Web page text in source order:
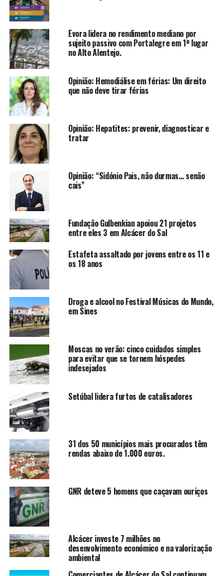
Évora lidera no rendimento mediano por
sujeito passivo com Portalegre em 1º lugar
no Alto Alentejo.
Opinião: Hemodiálise em férias: Um direito
que não deve tirar férias
Opinião: Hepatites: prevenir, diagnosticar e
tratar
Opinião: “Sidónio Pais, não durmas… senão
cais”
Fundação Gulbenkian apoiou 21 projetos
entre eles 3 em Alcácer do Sal
Estafeta assaltado por jovens entre os 11 e
os 18 anos
Droga e alcool no Festival Músicas do Mundo,
em Sines
Moscas no verão: cinco cuidados simples
para evitar que se tornem hóspedes
indesejados
Setúbal lidera furtos de catalisadores
31 dos 50 municípios mais procurados têm
rendas abaixo de 1.000 euros.
GNR deteve 5 homens que caçavam ouriços
Alcácer investe 7 milhões no
desenvolvimento económico e na valorização
ambiental